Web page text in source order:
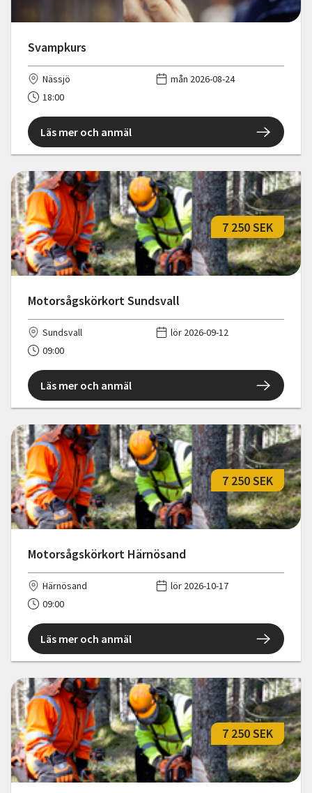
Svampkurs
Nässjö
mån 2026-08-24
18:00
Läs mer och anmäl
Motorsågskörkort Sundsvall
7 250 SEK
Sundsvall
lör 2026-09-12
09:00
Läs mer och anmäl
Motorsågskörkort Härnösand
7 250 SEK
Härnösand
lör 2026-10-17
09:00
Läs mer och anmäl
7 250 SEK